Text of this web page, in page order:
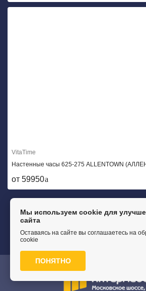
VitaTime
Настенные часы 625-275 ALLENTOWN
от 59950
Мы используем cookie для
сайта
Оставаясь на сайте вы соглашаетесь на
cookie
ПОНЯТНО